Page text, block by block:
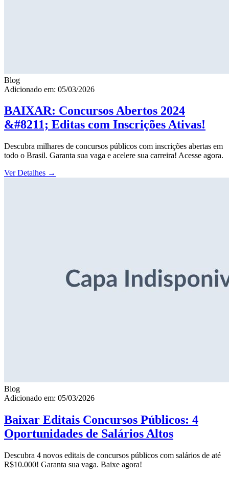
Blog
Adicionado em: 05/03/2026
BAIXAR: Concursos Abertos 2024
&#8211; Editas com Inscrições Ativas!
Descubra milhares de concursos públicos com inscrições abertas em
todo o Brasil. Garanta sua vaga e acelere sua carreira! Acesse agora.
Ver Detalhes →
Blog
Adicionado em: 05/03/2026
Baixar Editais Concursos Públicos: 4
Oportunidades de Salários Altos
Descubra 4 novos editais de concursos públicos com salários de até
R$10.000! Garanta sua vaga. Baixe agora!